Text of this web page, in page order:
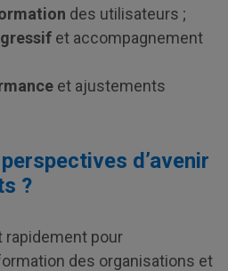
des utilisateurs ;
et accompagnement
et ajustements
d’avenir
?
rapidement pour
des organisations et